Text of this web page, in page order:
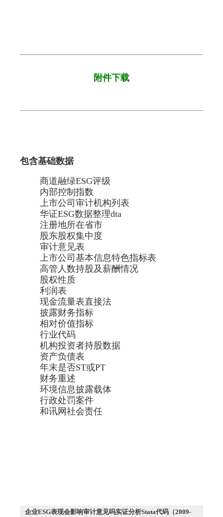
附件下载
包含基础数据
商道融绿ESG评级
内部控制指数
上市公司审计机构列表
华证ESG数据整理dta
注册地所在省市
股东股权集中度
审计意见表
上市公司基本信息特色指标表
高管人数持股及薪酬情况
股权性质
利润表
现金流量表直接法
披露财务指标
相对价值指标
行业代码
机构投资者持股数据
资产负债表
年末是否ST或PT
财务重述
环境信息披露载体
行政处罚案件
和讯网社会责任
企业ESG表现会影响审计意见吗实证分析Stata代码（2009-